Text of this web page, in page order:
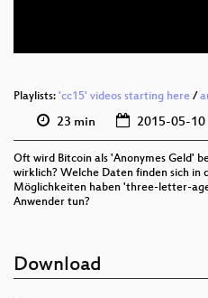
Playlists: 'cc15' videos starting here /
23 min 2015-05-10
Oft wird Bitcoin als 'Anonymes Geld'
wirklich? Welche Daten finden sich in
Möglichkeiten haben 'three-letter-
Anwender tun?
Download